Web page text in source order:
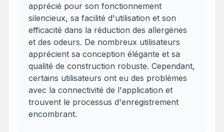
apprécié pour son fonctionnement
silencieux, sa facilité d'utilisation et son
efficacité dans la réduction des allergènes
et des odeurs. De nombreux utilisateurs
apprécient sa conception élégante et sa
qualité de construction robuste. Cependant,
certains utilisateurs ont eu des problèmes
avec la connectivité de l'application et
trouvent le processus d'enregistrement
encombrant.